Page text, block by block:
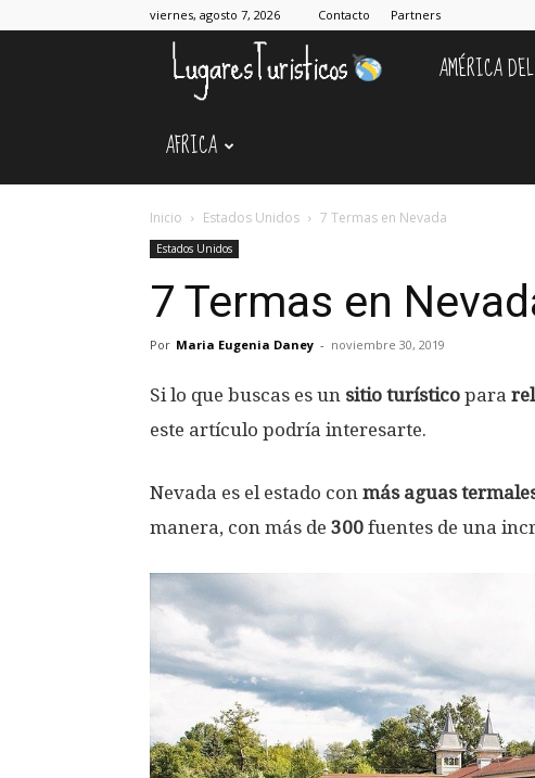
viernes, agosto 7, 2026 Contacto Partners
Lugares
AMÉRICA
AFRICA
Inicio Estados Unidos 7 Termas en Nevada
Estados Unidos
7 Termas en
Por Maria Eugenia Daney - noviembre 30, 2019
Si lo que buscas es un sitio turístico para
este artículo podría interesarte.
Nevada es el estado con más aguas
manera, con más de 300 fuentes de una